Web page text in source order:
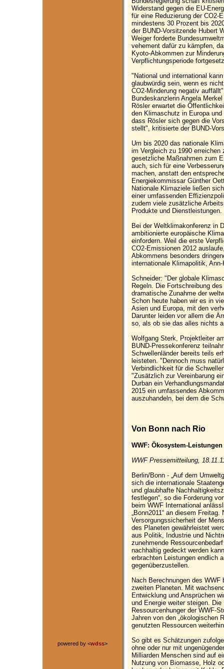
powered by <wdss>
Widerstand gegen die EU-
für eine Reduzierung der CO2-
mindestens 30 Prozent bis
der BUND-Vorsitzende Hubert
Weiger forderte
vehement dafür zu kämpfen,
Kyoto-Abkommen zur
Verpflichtungsperiode
"National und international
glaubwürdig sein, wenn es
CO2-Minderung negativ
Bundeskanzlerin Angela
Rösler erwartet die
den Klimaschutz in Europa
dass Rösler sich gegen die
stellt", kritisierte der BUND-
Um bis 2020 das nationale
im Vergleich zu 1990
gesetzliche Maßnahmen zum
auch, sich für eine
machen, anstatt den
Energiekommissar Günther
Nationale Klimaziele ließen
einer umfassenden
zudem viele zusätzliche
Produkte und Dienstleistungen.
Bei der Weltklimakonferenz in
ambitionierte europäische
einfordern. Weil die erste
CO2-Emissionen 2012
Abkommens besonders
internationale Klimapolitik,
Schneider: "Der globale
Regeln. Die Fortschreibung
dramatische Zunahme der
Schon heute haben wir es in
Asien und Europa, mit den
Darunter leiden vor allem die
so, als ob sie das alles nichts
Wolfgang Sterk, Projektleiter
BUND-Pressekonferenz
Schwellenländer bereits teils
leisteten. "Dennoch muss
Verbindlichkeit für die
"Zusätzlich zur Vereinbarung
Durban ein
2015 ein umfassendes
auszuhandeln, bei dem die
Von Bonn nach Rio
WWF: Ökosystem-
WWF Pressemitteilung,
Berlin/Bonn - „Auf dem
sich die internationale
und glaubhafte
festlegen“, so die Forderung
beim WWF International
„Bonn2011“ an diesem
Versorgungssicherheit der
des Planeten gewährleistet
aus Politik, Industrie und
zunehmende
nachhaltig gedeckt werden
erbrachten Leistungen endlich
gegenüberzustellen.
Nach Berechnungen des
zweiten Planeten. Mit
Entwicklung und Ansprüchen
und Energie weiter steigen.
Ressourcenhunger der WWF-
Jahren von den „ökologischen
genutzten Ressourcen
So gibt es Schätzungen
ohne oder nur mit
Milliarden Menschen sind auf
Nutzung von Biomasse, Holz